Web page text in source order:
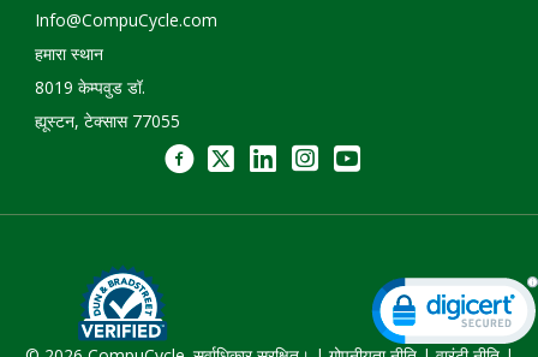
Info@CompuCycle.com
हमारा स्थान
8019 केम्पवुड डॉ.
ह्यूस्टन, टेक्सास 77055